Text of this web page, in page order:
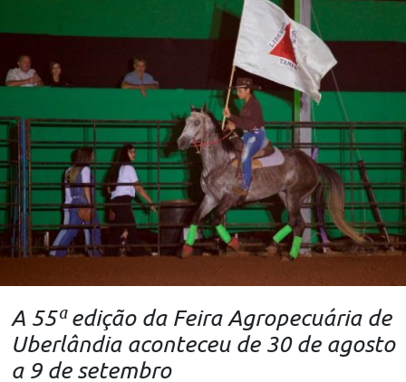
A 55ª edição da Feira Agropecuária de
Uberlândia aconteceu de 30 de agosto
a 9 de setembro